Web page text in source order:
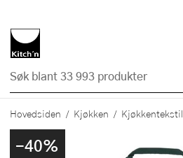
Hovedsiden Kjøkken Kjøkkentekstil
-40%